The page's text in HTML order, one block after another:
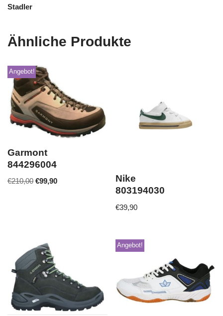
Stadler
Ähnliche Produkte
Angebot!
Garmont
844296004
€210,00 €99,90
Nike
803194030
€39,90
Angebot!